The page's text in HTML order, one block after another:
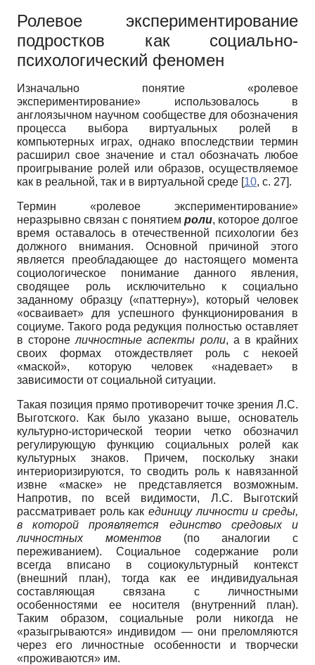
Ролевое экспериментирование
подростков как социально-
психологический феномен
Изначально понятие «ролевое
экспериментирование» использовалось в
англоязычном научном сообществе для обозначения
процесса выбора виртуальных ролей в
компьютерных играх, однако впоследствии термин
расширил свое значение и стал обозначать любое
проигрывание ролей или образов, осуществляемое
как в реальной, так и в виртуальной среде [10, с. 27].
Термин «ролевое экспериментирование»
неразрывно связан с понятием роли, которое долгое
время оставалось в отечественной психологии без
должного внимания. Основной причиной этого
является преобладающее до настоящего момента
социологическое понимание данного явления,
сводящее роль исключительно к социально
заданному образцу («паттерну»), который человек
«осваивает» для успешного функционирования в
социуме. Такого рода редукция полностью оставляет
в сторонеличностные аспекты роли, а в крайних
своих формах отождествляет роль с некоей
«маской», которую человек «надевает» в
зависимости от социальной ситуации.
Такая позиция прямо противоречит точке зрения Л.С.
Выготского. Как было указано выше, основатель
культурно-исторической теории четко обозначил
регулирующую функцию социальных ролей как
культурных знаков. Причем, поскольку знаки
интериоризируются, то сводить роль к навязанной
извне «маске» не представляется возможным.
Напротив, по всей видимости, Л.С. Выготский
рассматривает роль как единицу личности и среды,
в которой проявляется единство средовых и
личностных моментов(по аналогии с
переживанием). Социальное содержание роли
всегда вписано в социокультурный контекст
(внешний план), тогда как ее индивидуальная
составляющая связана с личностными
особенностями ее носителя (внутренний план).
Таким образом, социальные роли никогда не
«разыгрываются» индивидом — они преломляются
через его личностные особенности и творчески
«проживаются» им.